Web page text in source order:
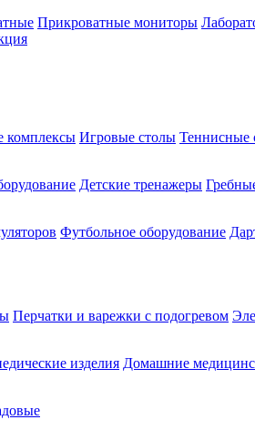
Прикроватные мониторы
комплексы Игровые столы Теннисные
Детские тренажеры
Футбольное оборудование
Перчатки и варежки с подогревом
изделия Домашние